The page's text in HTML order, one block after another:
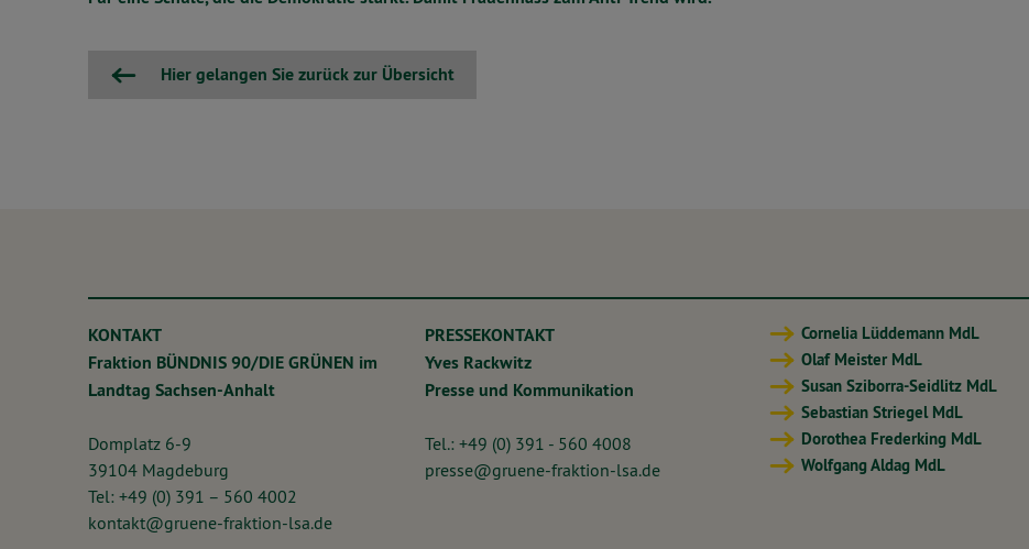
Hier gelangen Sie zurück zur Übersicht
KONTAKT
Fraktion BÜNDNIS 90/DIE GRÜNEN im
Landtag Sachsen-Anhalt
Domplatz 6-9
39104 Magdeburg
Tel: +49 (0) 391 – 560 4002
kontakt@gruene-fraktion-lsa.de
PRESSEKONTAKT
Yves Rackwitz
Presse und Kommunikation
Tel.: +49 (0) 391 - 560 4008
presse@gruene-fraktion-lsa.de
Cornelia Lüddemann MdL
Olaf Meister MdL
Susan Sziborra-Seidlitz MdL
Sebastian Striegel MdL
Dorothea Frederking MdL
Wolfgang Aldag MdL